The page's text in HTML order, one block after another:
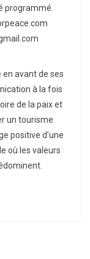
programmé.
en avant de ses
à la fois
de la paix et
un tourisme
positive d’une
où les valeurs